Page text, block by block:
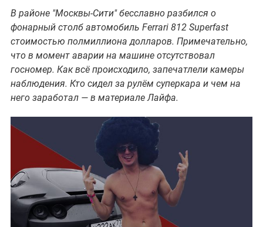
В районе "Москвы-Сити" бесславно разбился о
фонарный столб автомобиль Ferrari 812 Superfast
стоимостью полмиллиона долларов. Примечательно,
что в момент аварии на машине отсутствовал
госномер. Как всё происходило, запечатлели камеры
наблюдения. Кто сидел за рулём суперкара и чем на
него заработал — в материале Лайфа.